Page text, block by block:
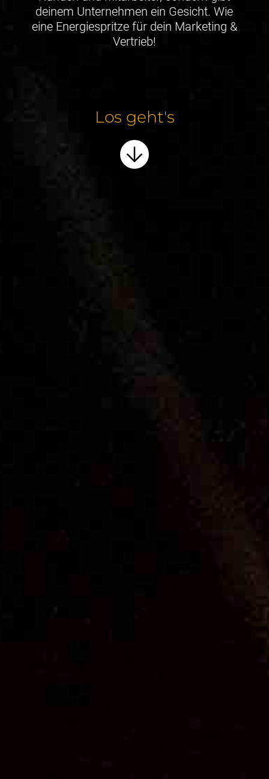
deinem Unternehmen ein Gesicht. Wie
eine Energiespritze für dein Marketing &
Vertrieb!
Los geht's